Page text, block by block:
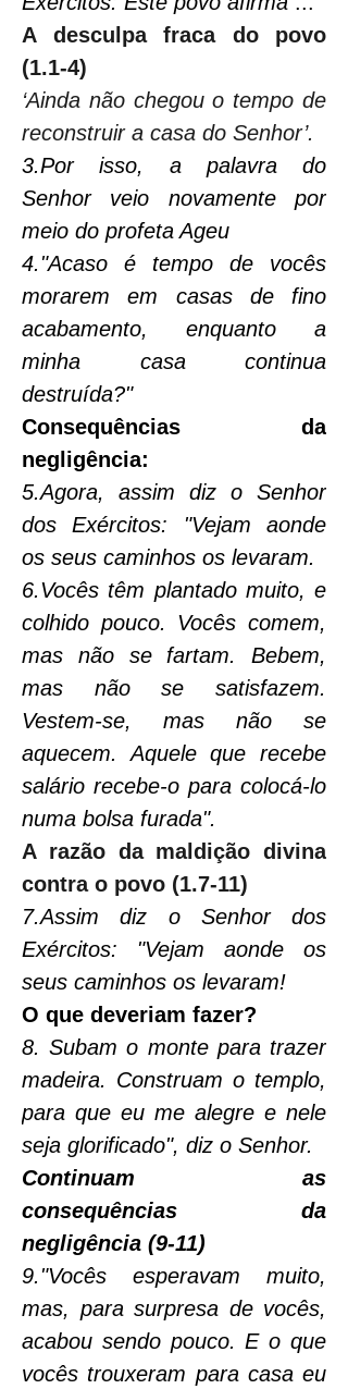
A desculpa fraca do povo
(1.1-4)
‘Ainda não chegou o tempo de
reconstruir a casa do Senhor’.
3.Por isso, a palavra do
Senhor veio novamente por
meio do profeta Ageu
4."Acaso é tempo de vocês
morarem em casas de fino
acabamento, enquanto a
minha casa continua
destruída?"
Consequências da
negligência:
5.Agora, assim diz o Senhor
dos Exércitos: "Vejam aonde
os seus caminhos os levaram.
6.Vocês têm plantado muito, e
colhido pouco. Vocês comem,
mas não se fartam. Bebem,
mas não se satisfazem.
Vestem-se, mas não se
aquecem. Aquele que recebe
salário recebe-o para colocá-lo
numa bolsa furada".
A razão da maldição divina
contra o povo (1.7-11)
7.Assim diz o Senhor dos
Exércitos: "Vejam aonde os
seus caminhos os levaram!
O que deveriam fazer?
8. Subam o monte para trazer
madeira. Construam o templo,
para que eu me alegre e nele
seja glorificado", diz o Senhor.
Continuam as
consequências da
negligência (9-11)
9."Vocês esperavam muito,
mas, para surpresa de vocês,
acabou sendo pouco. E o que
vocês trouxeram para casa eu